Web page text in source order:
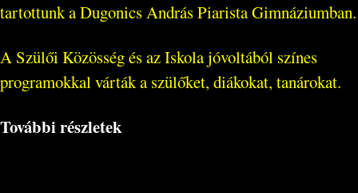
tartottunk a Dugonics András Piarista Gimnáziumban.
A Szülői Közösség és az Iskola jóvoltából színes
programokkal várták a szülőket, diákokat, tanárokat.
További részletek